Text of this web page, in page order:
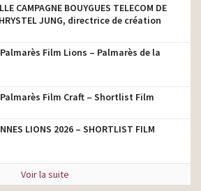
CAMPAGNE BOUYGUES TELECOM DE
JUNG, directrice de création
Palmarès Film Lions – Palmarès de la
Palmarès Film Craft – Shortlist Film
LIONS 2026 – SHORTLIST FILM
Voir la suite